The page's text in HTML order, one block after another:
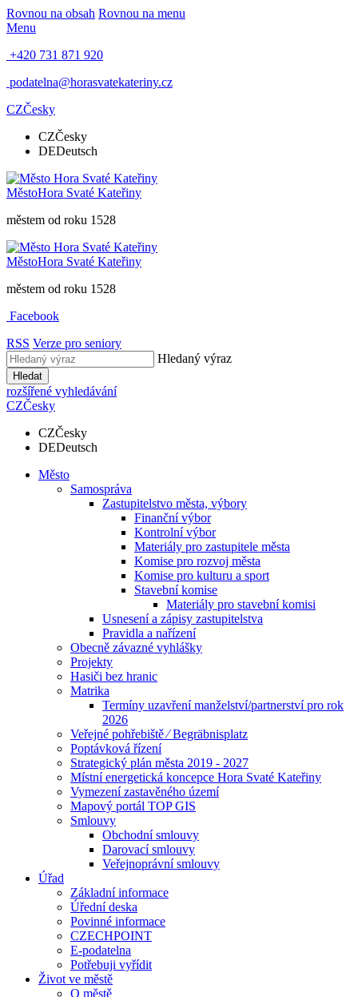
Rovnou na obsah Rovnou na menu
Menu
+420 731 871 920
podatelna@horasvatekateriny.cz
CZČesky
CZČesky
DEDeutsch
MěstoHora Svaté Kateřiny
městem od roku 1528
MěstoHora Svaté Kateřiny
městem od roku 1528
Facebook
RSS Verze pro seniory
Hledaný výraz
Hledat
rozšířené vyhledávání
CZČesky
CZČesky
DEDeutsch
Město
Samospráva
Zastupitelstvo města, výbory
Finanční výbor
Kontrolní výbor
Materiály pro zastupitele města
Komise pro rozvoj města
Komise pro kulturu a sport
Stavební komise
Materiály pro stavební komisi
Usnesení a zápisy zastupitelstva
Pravidla a nařízení
Obecně závazné vyhlášky
Projekty
Hasiči bez hranic
Matrika
Termíny uzavření manželství/partnerství pro rok
2026
Veřejné pohřebiště ⁄ Begräbnisplatz
Poptávková řízení
Strategický plán města 2019 - 2027
Místní energetická koncepce Hora Svaté Kateřiny
Vymezení zastavěného území
Mapový portál TOP GIS
Smlouvy
Obchodní smlouvy
Darovací smlouvy
Veřejnoprávní smlouvy
Úřad
Základní informace
Úřední deska
Povinné informace
CZECHPOINT
E-podatelna
Potřebuji vyřídit
Život ve městě
O městě